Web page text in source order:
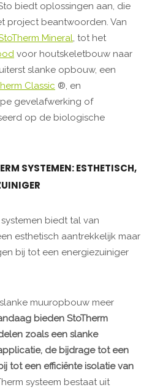
biedt oplossingen aan, die
project beantwoorden. Van
Mineral, tot het
voor houtskeletbouw naar
slanke opbouw, een
Classic ®, en
gevelafwerking of
op de biologische
SYSTEMEN: ESTHETISCH,
biedt tal van
esthetisch aantrekkelijk maar
bij tot een energiezuiniger
muuropbouw meer
bieden StoTherm
zoals een slanke
de bijdrage tot een
tot een efficiënte isolatie van
systeem bestaat uit